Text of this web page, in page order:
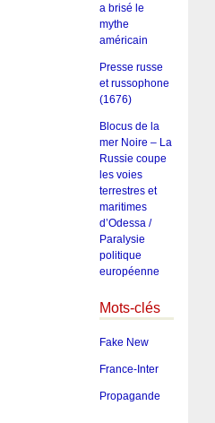
a brisé le
mythe
américain
Presse russe
et russophone
(1676)
Blocus de la
mer Noire – La
Russie coupe
les voies
terrestres et
maritimes
d’Odessa /
Paralysie
politique
européenne
Mots-clés
Fake New
France-Inter
Propagande